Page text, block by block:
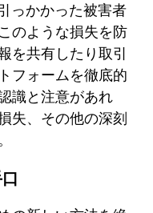
っかかった被害者
のような損失を防
を共有したり取引
フォームを徹底的
識と注意があれ
失、その他の深刻